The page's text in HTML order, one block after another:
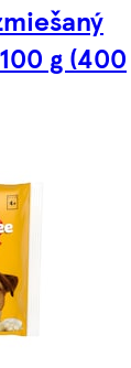
g (400